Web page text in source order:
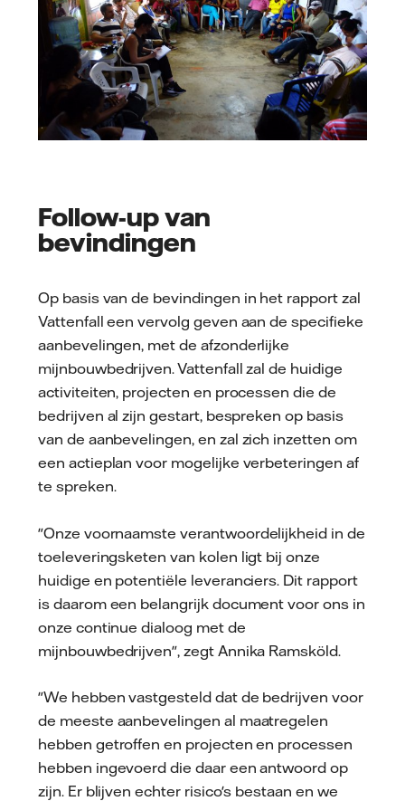
Follow-up van
bevindingen
Op basis van de bevindingen in het rapport zal
Vattenfall een vervolg geven aan de specifieke
aanbevelingen, met de afzonderlijke
mijnbouwbedrijven. Vattenfall zal de huidige
activiteiten, projecten en processen die de
bedrijven al zijn gestart, bespreken op basis
van de aanbevelingen, en zal zich inzetten om
een actieplan voor mogelijke verbeteringen af
te spreken.
"Onze voornaamste verantwoordelijkheid in de
toeleveringsketen van kolen ligt bij onze
huidige en potentiële leveranciers. Dit rapport
is daarom een belangrijk document voor ons in
onze continue dialoog met de
mijnbouwbedrijven", zegt Annika Ramsköld.
"We hebben vastgesteld dat de bedrijven voor
de meeste aanbevelingen al maatregelen
hebben getroffen en projecten en processen
hebben ingevoerd die daar een antwoord op
zijn. Er blijven echter risico's bestaan en we